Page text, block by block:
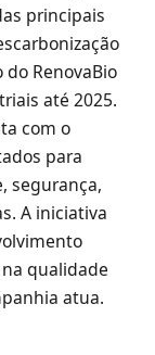
principais
RenovaBio
até 2025.
com o
para
segurança,
A iniciativa
qualidade
atua.